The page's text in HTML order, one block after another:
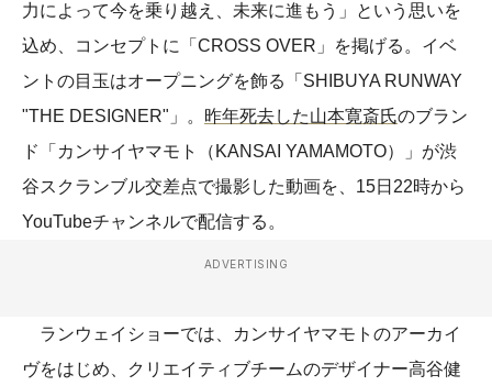
力によって今を乗り越え、未来に進もう」という思いを
込め、コンセプトに「CROSS OVER」を掲げる。イベ
ントの目玉はオープニングを飾る「SHIBUYA RUNWAY
"THE DESIGNER"」。 昨年死去した山本寛斎氏のブラン
ド「カンサイヤマモト（KANSAI YAMAMOTO）」が渋
谷スクランブル交差点で撮影した動画を、15日22時から
YouTubeチャンネルで配信する。
ADVERTISING
ランウェイショーでは、カンサイヤマモトのアーカイ
ヴをはじめ、クリエイティブチームのデザイナー高谷健